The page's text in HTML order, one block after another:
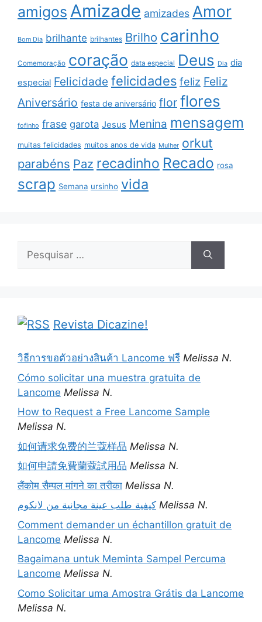
amigos Amizade amizades Amor
Bom Dia brilhante brilhantes Brilho carinho
Comemoração coração data especial Deus Dia dia
especial Felicidade felicidades feliz Feliz
Aniversário festa de aniversário flor flores
fofinho frase garota Jesus Menina mensagem
muitas felicidades muitos anos de vida Mulher orkut
parabéns Paz recadinho Recado rosa
scrap Semana ursinho vida
Pesquisar
Revista Dicazine!
วิธีการขอตัวอย่างสินค้า Lancome ฟรี Melissa N.
Cómo solicitar una muestra gratuita de
Lancome Melissa N.
How to Request a Free Lancome Sample
Melissa N.
如何请求免费的兰蔻样品 Melissa N.
如何申請免費蘭蔻試用品 Melissa N.
लैंकोम सैम्पल मांगने का तरीका Melissa N.
كيفية طلب عينة مجانية من لانكوم Melissa N.
Comment demander un échantillon gratuit de
Lancome Melissa N.
Bagaimana untuk Meminta Sampel Percuma
Lancome Melissa N.
Como Solicitar uma Amostra Grátis da Lancome
Melissa N.